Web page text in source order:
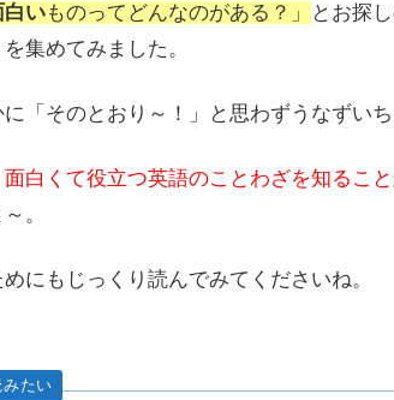
白いものってどんなのがある？」
とお探
集めてみました。
「そのとおり～！」と思わずうなずい
面白くて役立つ英語のことわざを知るこ
。
にもじっくり読んでみてくださいね。